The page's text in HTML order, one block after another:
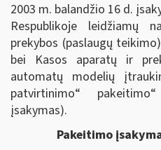
2003 m. balandžio 16 d.
Respublikoje leidžiamų
prekybos (paslaugų
bei Kasos aparatų ir
automatų modelių
patvirtinimo“
įsakymas).
Pakeitimo